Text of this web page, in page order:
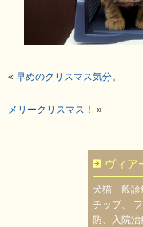
« 早めのクリスマス気分。
メリークリスマス！ »
ヴィア
犬猫一般
チップ、
防、入院